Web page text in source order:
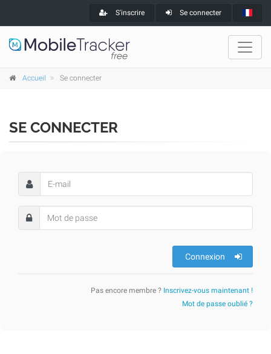
S'inscrire Se connecter
Accueil Se connecter
SE CONNECTER
Connexion
Pas encore membre ? Inscrivez-vous maintenant !
Mot de passe oublié ?